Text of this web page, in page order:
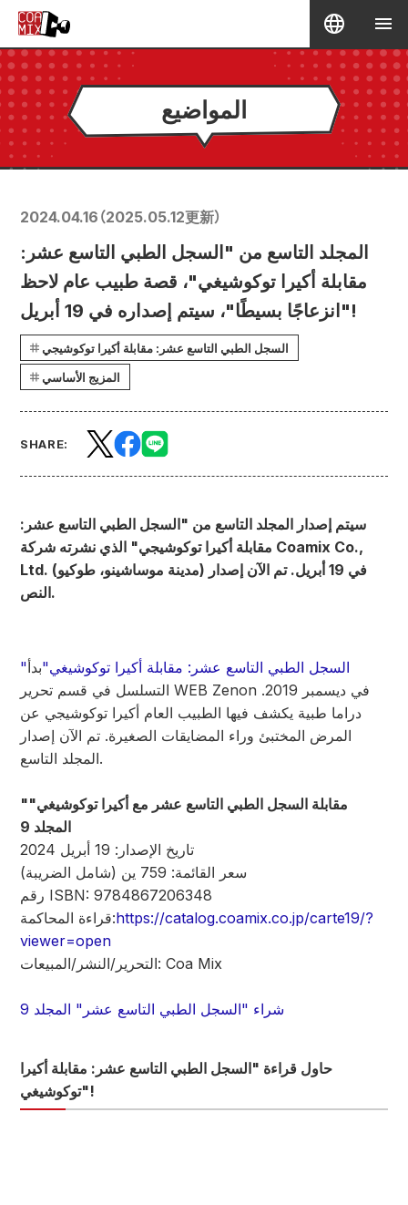
المواضيع
2024.04.16 （2025.05.12更新）
المجلد التاسع من "السجل الطبي التاسع عشر:
مقابلة أكيرا توكوشيغي"، قصة طبيب عام لاحظ
"انزعاجًا بسيطًا"، سيتم إصداره في 19 أبريل!
السجل الطبي التاسع عشر: مقابلة أكيرا توكوشيجي
المزيج الأساسي
SHARE:
سيتم إصدار المجلد التاسع من "السجل الطبي التاسع عشر:
مقابلة أكيرا توكوشيجي" الذي نشرته شركة Coamix Co.,
Ltd. (مدينة موساشينو، طوكيو) في 19 أبريل. تم الآن إصدار
النص.
"السجل الطبي التاسع عشر: مقابلة أكيرا توكوشيغي"بدأ
التسلسل في قسم تحرير WEB Zenon في ديسمبر 2019.
دراما طبية يكشف فيها الطبيب العام أكيرا توكوشيجي عن
المرض المختبئ وراء المضايقات الصغيرة. تم الآن إصدار
المجلد التاسع.
"مقابلة السجل الطبي التاسع عشر مع أكيرا توكوشيغي"
المجلد 9
تاريخ الإصدار: 19 أبريل 2024
سعر القائمة: 759 ين (شامل الضريبة)
رقم ISBN: 9784867206348
قراءة المحاكمة:https://catalog.coamix.co.jp/carte19/?
viewer=open
التحرير/النشر/المبيعات: Coa Mix
شراء "السجل الطبي التاسع عشر" المجلد 9
حاول قراءة "السجل الطبي التاسع عشر: مقابلة أكيرا
توكوشيغي"!